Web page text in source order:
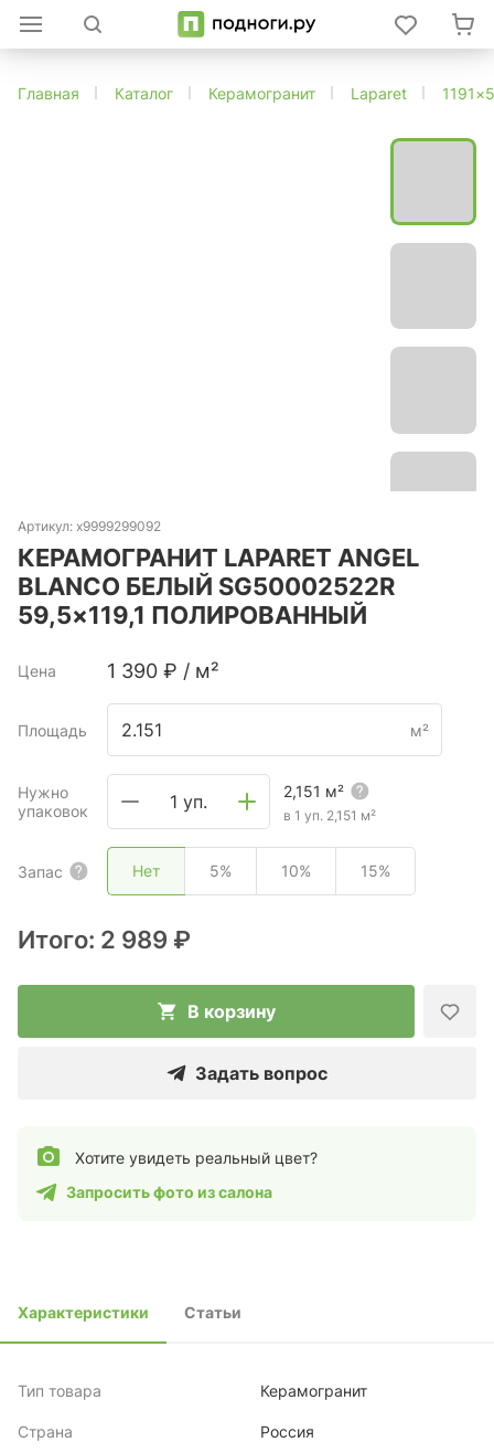
Главная Каталог Керамогранит Laparet
Артикул: х9999299092
КЕРАМОГРАНИТ LAPARET ANGEL
BLANCO БЕЛЫЙ SG50002522R
59,5×119,1 ПОЛИРОВАННЫЙ
Цена 1 390 ₽ / м²
Площадь м²
Нужно
упаковок
1 уп. 2,151 м²
в 1 уп. 2,151 м²
Запас Нет 5% 10% 15%
Итого: 2 989 ₽
В корзину
Задать вопрос
Хотите увидеть реальный цвет?
Запросить фото из салона
Характеристики Статьи
Тип товара Керамогранит
Страна Россия